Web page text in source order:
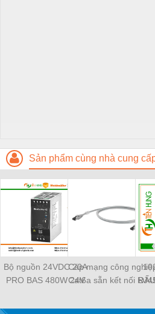
Sản phẩm cùng nhà cung
Bộ nguồn 24VDC 20A
PRO BAS 480W 24V
Weidmuller -
Cáp mạng công
Cat6a sẵn kết nối